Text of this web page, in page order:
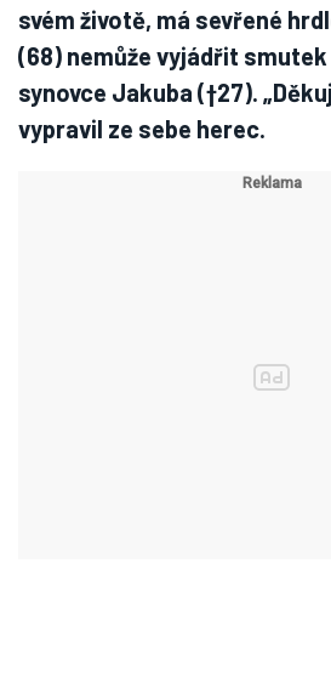
svém životě, má sevřené
(68) nemůže vyjádřit
synovce Jakuba (†27).
vypravil ze sebe herec.